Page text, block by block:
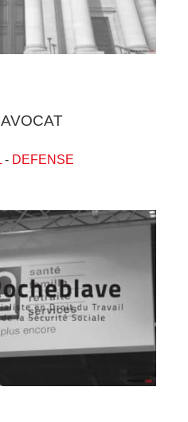
- DEFENSE